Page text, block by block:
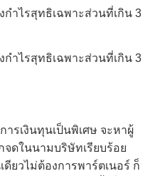
กำไรสุทธิเฉพาะส่วนที่เกิน 3
กำไรสุทธิเฉพาะส่วนที่เกิน 3
รเงินทุนเป็นพิเศษ จะหาผู้
จดในนามบริษัทเรียบร้อย
ยวไม่ต้องการพาร์ตเนอร์ ก็